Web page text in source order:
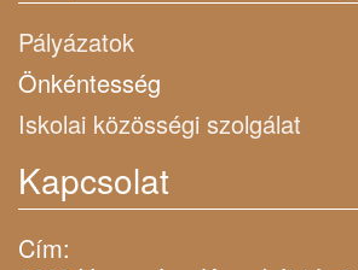
Pályázatok
Önkéntesség
Iskolai közösségi szolgálat
Kapcsolat
Cím: